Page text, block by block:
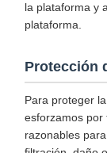
la plataforma y
plataforma.
Protección
Para proteger
esforzamos por
razonables